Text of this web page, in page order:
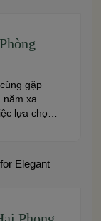
gặp
năm xa
lựa chọn